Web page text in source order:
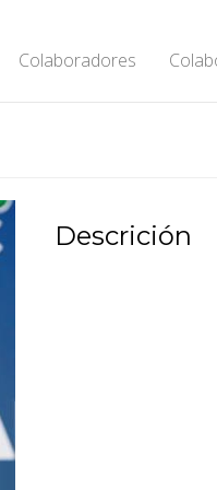
Colaboradores
Descrición